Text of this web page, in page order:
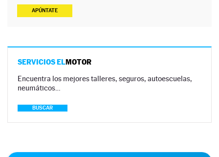
APÚNTATE
SERVICIOS ELMOTOR
Encuentra los mejores talleres, seguros, autoescuelas,
neumáticos…
BUSCAR